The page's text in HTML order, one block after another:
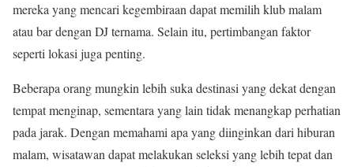
mereka yang mencari kegembiraan dapat memilih klub malam
atau bar dengan DJ ternama. Selain itu, pertimbangan faktor
seperti lokasi juga penting.
Beberapa orang mungkin lebih suka destinasi yang dekat dengan
tempat menginap, sementara yang lain tidak menangkap perhatian
pada jarak. Dengan memahami apa yang diinginkan dari hiburan
malam, wisatawan dapat melakukan seleksi yang lebih tepat dan